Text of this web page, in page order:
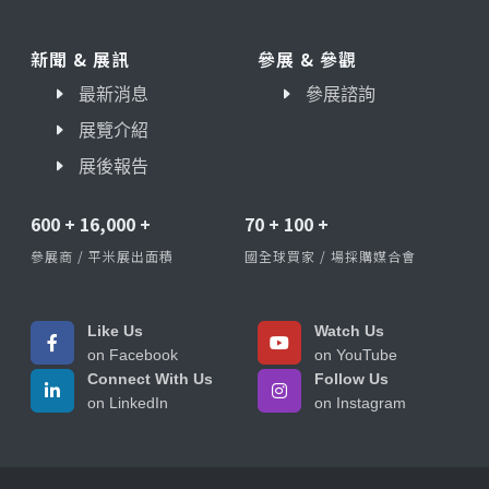
新聞 & 展訊
最新消息
展覽介紹
展後報告
參展 & 參觀
參展諮詢
600 + 16,000 +
參展商 / 平米展出面積
70 + 100 +
國全球買家 / 場採購媒合會
Like Us
on Facebook
Watch Us
on YouTube
Connect With Us
on LinkedIn
Follow Us
on Instagram